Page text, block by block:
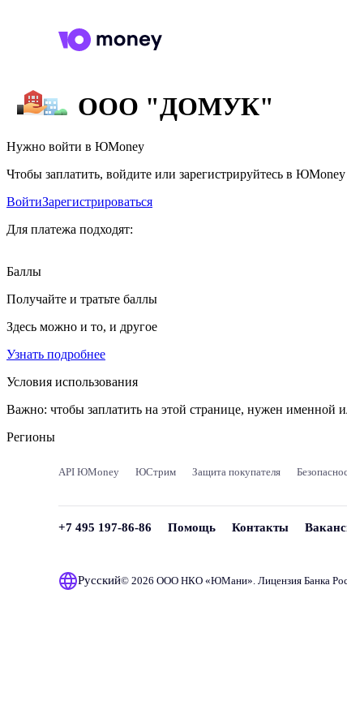
ООО "ДОМУК"
Нужно войти в ЮMoney
Чтобы заплатить, войдите или зарегистрируйтесь в ЮMoney
ВойтиЗарегистрироваться
Для платежа подходят:
Баллы
Получайте и тратьте баллы
Здесь можно и то, и другое
Узнать подробнее
Условия использования
Важно: чтобы заплатить на этой странице, нужен
Регионы
API ЮMoney ЮСтрим Защита покупателя
+7 495 197-86-86 Помощь Контакты
Русский© 2026 ООО НКО «ЮМани». Лицензия Банка